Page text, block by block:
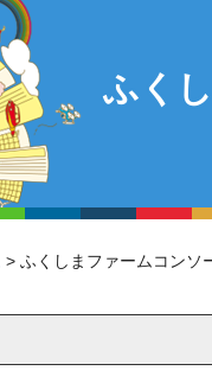
ふく
> ふくしまファームコンソ